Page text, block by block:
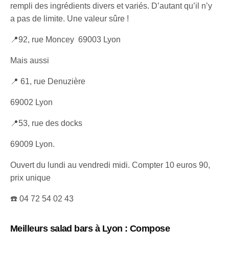
rempli des ingrédients divers et variés. D’autant qu’il n’y
a pas de limite. Une valeur sûre !
📍92, rue Moncey 69003 Lyon
Mais aussi
📍 61, rue Denuzière
69002 Lyon
📍53, rue des docks
69009 Lyon.
Ouvert du lundi au vendredi midi. Compter 10 euros 90,
prix unique
☎️ 04 72 54 02 43
Meilleurs salad bars à Lyon : Compose